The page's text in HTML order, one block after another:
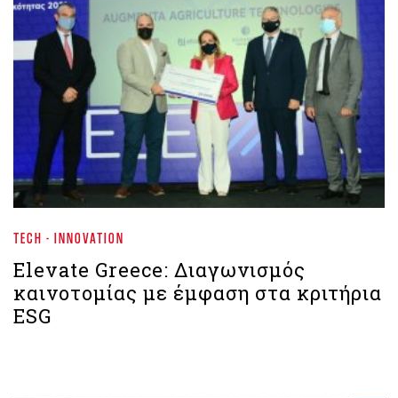
TECH - INNOVATION
Elevate Greece: Διαγωνισμός
καινοτομίας με έμφαση στα κριτήρια
ESG